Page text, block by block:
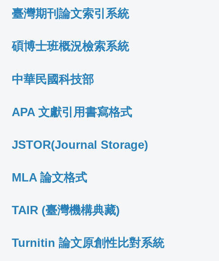
臺灣期刊論文索引系統
碩博士班概況檢索系統
中華民國科技部
APA 文獻引用書寫格式
JSTOR(Journal Storage)
MLA 論文格式
TAIR (臺灣機構典藏)
Turnitin 論文原創性比對系統